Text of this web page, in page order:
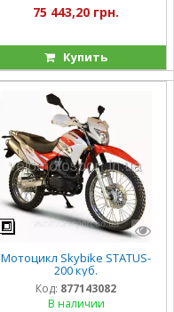
75 443,20 грн.
Купить
Мотоцикл Skybike STATUS-
200 куб.
Код: 877143082
В наличии